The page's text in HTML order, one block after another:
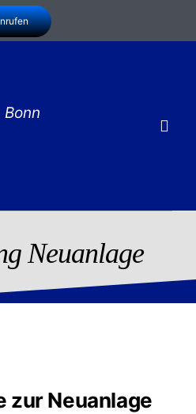
Infothek
Zu uns
Neuanlage
zur Neuanlage